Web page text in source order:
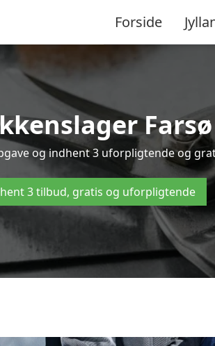
Forside
Farsø
og indhent 3 uforpligtende og
3 tilbud, gratis og uforpligtende